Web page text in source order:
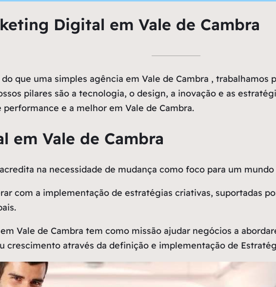
Digital em Vale de Cambra
que uma simples agência em Vale de Cambra , trabalhamos
pilares são a tecnologia, o design, a inovação e as
e a melhor em Vale de Cambra.
em Vale de Cambra
na necessidade de mudança como focopara um mundo
com a implementação de estratégias criativas, suportadas
Vale de Cambra tem como missão ajudar negócios a
crescimento através da definição e implementação de